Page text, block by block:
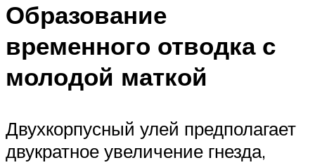
Образование
временного отводка с
молодой маткой
Двухкорпусный улей предполагает
двукратное увеличение гнезда,